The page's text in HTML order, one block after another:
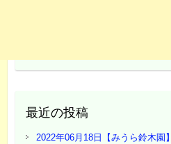
最近の投稿
2022年06月18日【みうら鈴木園